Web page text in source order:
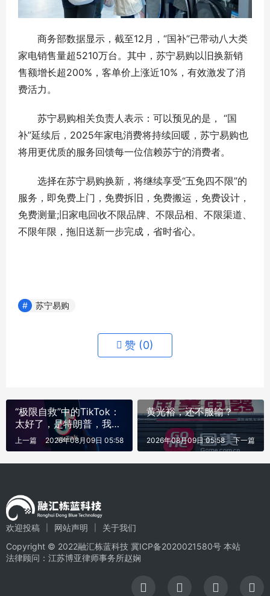
商务部数据显示，截至12月，“国补”已带动八大类
家电销售量超5210万台。其中，苏宁易购以旧换新销
售额增长超200%，客单价上涨近10%，有效激发了消
费活力。
苏宁易购相关负责人表示：可以预见的是， “国
补”延续后，2025年家电消费将持续回暖，苏宁易购也
将用更优质的服务回馈每一位信赖苏宁的消费者。
选择在苏宁易购换新，将继续享受“五免四不限”的
服务，即免费上门，免费拆旧，免费搬运，免费设计，
免费测量;旧家电回收不限品牌、不限品相、不限渠道、
不限年限，拖旧送新一步完成，省时省心。
苏宁易购
赞 (0)
“极限自救”中的TikTok：
太好了，是特朗普，我们
有救了
上一篇 2026年08月09日 05:58
黄光裕，还不服输？
下一篇
2026年08月09日 05:58
欢迎投稿 网站声明
关于我们
Copyright © 2022融汇栋蓝科技 冀ICP备2020021580号 本站
法律顾问：江苏博亚律师事务所赵娴